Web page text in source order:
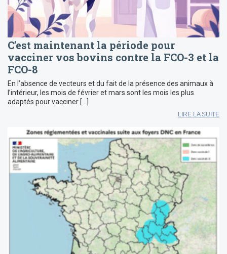
C’est maintenant la période pour
vacciner vos bovins contre la FCO-3 et la
FCO-8
En l’absence de vecteurs et du fait de la présence des animaux à
l’intérieur, les mois de février et mars sont les mois les plus
adaptés pour vacciner […]
LIRE LA SUITE